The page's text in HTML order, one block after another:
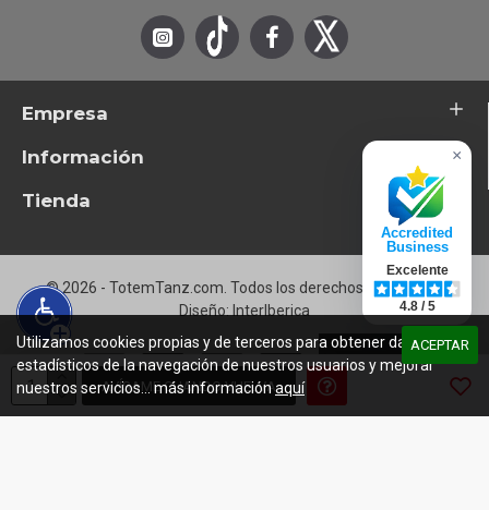
AVÍSAME CUANDO VUELVA
Empresa
Información
Tienda
© 2026 - TotemTanz.com. Todos los derechos reservados
Diseño: InterIberica
ACEPTAR
Utilizamos cookies propias y de terceros para obtener datos
estadísticos de la navegación de nuestros usuarios y mejorar
nuestros servicios... más informaciónaquí
×
Accredited
Business
Excelente
4.8 / 5